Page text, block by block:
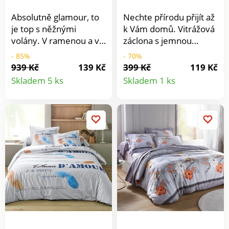
Absolutně glamour, to
je top s něžnými
volány. V ramenou a ve
výstřihu volánky. Prsní
záševky. Vpředu výstřih
do "V" s knoflíčky a
očky. Úzká volánová
- 85%
939 Kč
139 Kč
Skladem 5 ks
Detail
Nechte přírodu přijít až
k Vám domů. Vitrážová
záclona s jemnou
výšivkou květu trav a
mašličkami na spodním
okraji. Nahoře lem v
kontrastní barvě a
tyče. Prodává se
jednotlivě. Materiál
100% polyester.
- 70%
399 Kč
119 Kč
Skladem 1 ks
Detail